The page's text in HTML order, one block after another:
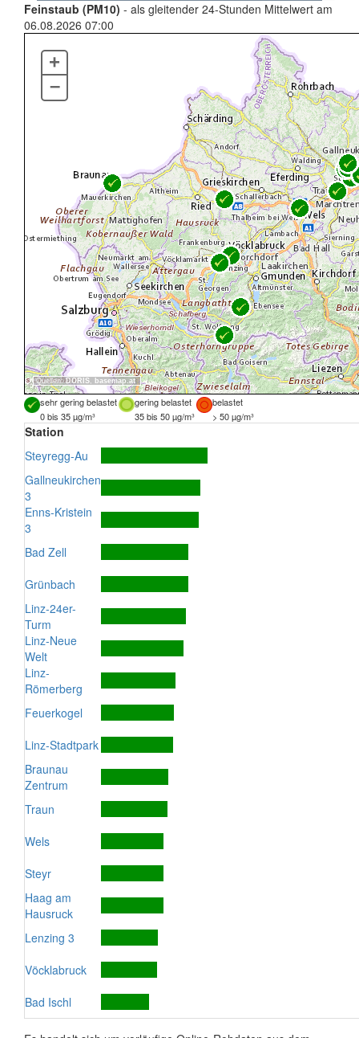
Feinstaub (PM10) - als gleitender 24-Stunden Mittelwert am
06.08.2026 07:00
Quellen:DORIS, basemap.at
+
–
sehr gering belastet gering belastet
belastet
0 bis 35 µg/m³
35 bis 50 µg/m³ > 50 µg/m³
Station
Steyregg-Au
Gallneukirchen
3
Enns-Kristein
3
Bad Zell
Grünbach
Linz-24er-
Turm
Linz-Neue
Welt
Linz-
Römerberg
Feuerkogel
Linz-Stadtpark
Braunau
Zentrum
Traun
Wels
Steyr
Haag am
Hausruck
Lenzing 3
Vöcklabruck
Bad Ischl